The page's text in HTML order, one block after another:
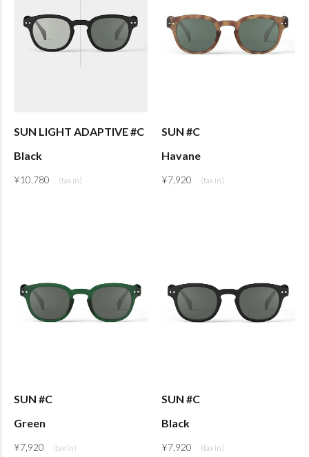
SUN LIGHT ADAPTIVE #C
Black
¥10,780
SUN #C
Havane
¥7,920
SUN #C
Green
¥7,920
SUN #C
Black
¥7,920